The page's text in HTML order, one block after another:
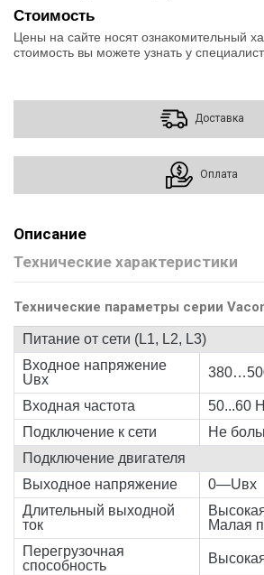
Стоимость
Цены на сайте носят ознакомительный
стоимость вы можете узнать у
Доставка
Оплата
Описание
Технические характеристики
Технические параметры серии
Питание от сети (L1, L2, L3)
Входное напряжение
Uвх
Входная частота
50...60
Подключение к сети
Не
Подключение двигателя
Выходное напряжение
0—Uвх
Длительный выходной
ток
Малая
Перегрузочная
способность